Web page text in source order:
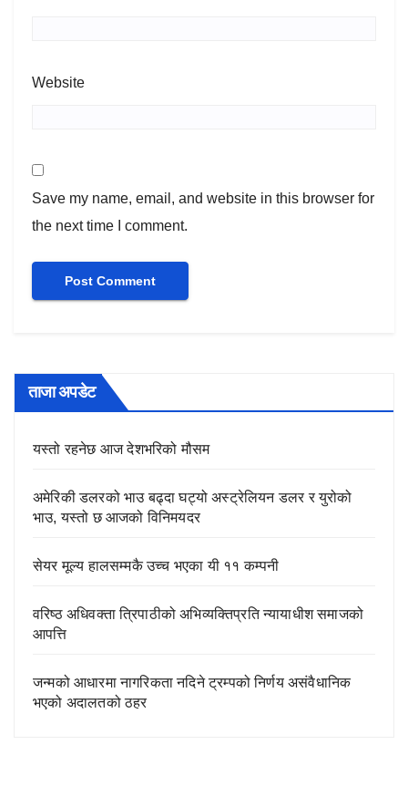
Website
Save my name, email, and website in this browser for
the next time I comment.
ताजा अपडेट
यस्तो रहनेछ आज देशभरिको मौसम
अमेरिकी डलरको भाउ बढ्दा घट्यो अस्ट्रेलियन डलर र युरोको
भाउ, यस्तो छ आजको विनिमयदर
सेयर मूल्य हालसम्मकै उच्च भएका यी ११ कम्पनी
वरिष्ठ अधिवक्ता त्रिपाठीको अभिव्यक्तिप्रति न्यायाधीश समाजको
आपत्ति
जन्मको आधारमा नागरिकता नदिने ट्रम्पको निर्णय असंवैधानिक
भएको अदालतको ठहर